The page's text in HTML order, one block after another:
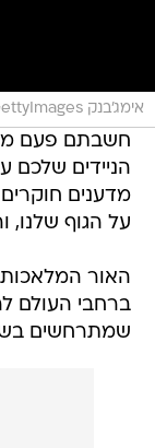
אימג'בנק GettyImages
חשבתם פעם
הניידים
מדענים
על הגוף שלנו,
האור
ברחבי העולם
שמתרחשים